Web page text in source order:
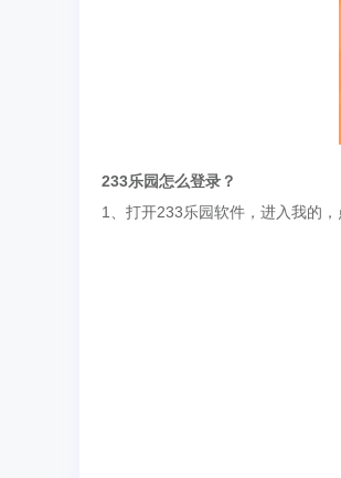
233乐园怎么登录？
1、打开233乐园软件，进入我的，